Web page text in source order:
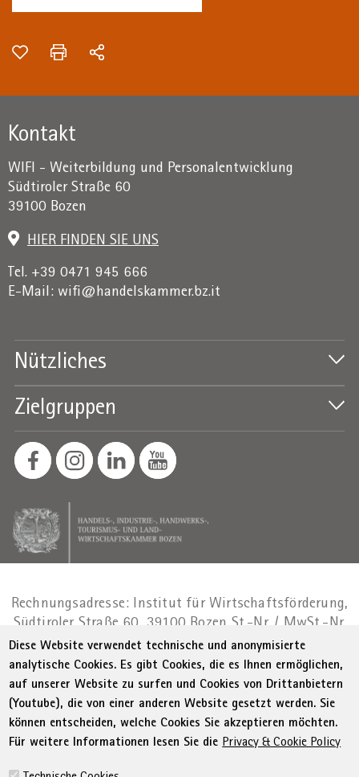
Kontakt
WIFI - Weiterbildung und Personalentwicklung
Südtiroler Straße 60
39100 Bozen
HIER FINDEN SIE UNS
Tel. +39 0471 945 666
E-Mail: wifi@handelskammer.bz.it
Nützliches
Zielgruppen
Rechnungsadresse: Institut für Wirtschaftsförderung,
Südtiroler Straße 60, 39100 Bozen St.-Nr. / MwSt.-Nr.
01716880214|administration-
as@bz.legalmail.camcom.it
Menu Footer
© WIFI Impressum Privacy
AGB
Erklärung zur Barrierefreiheit
Sitemap
Transparente Verwaltung
Cookie Policy
Diese Website verwendet technische und anonymisierte
analytische Cookies. Es gibt Cookies, die es Ihnen ermöglichen,
auf unserer Website zu surfen und Cookies von Drittanbietern
(Youtube), die von einer anderen Website gesetzt werden. Sie
können entscheiden, welche Cookies Sie akzeptieren möchten.
Für weitere Informationen lesen Sie die Privacy & Cookie Policy